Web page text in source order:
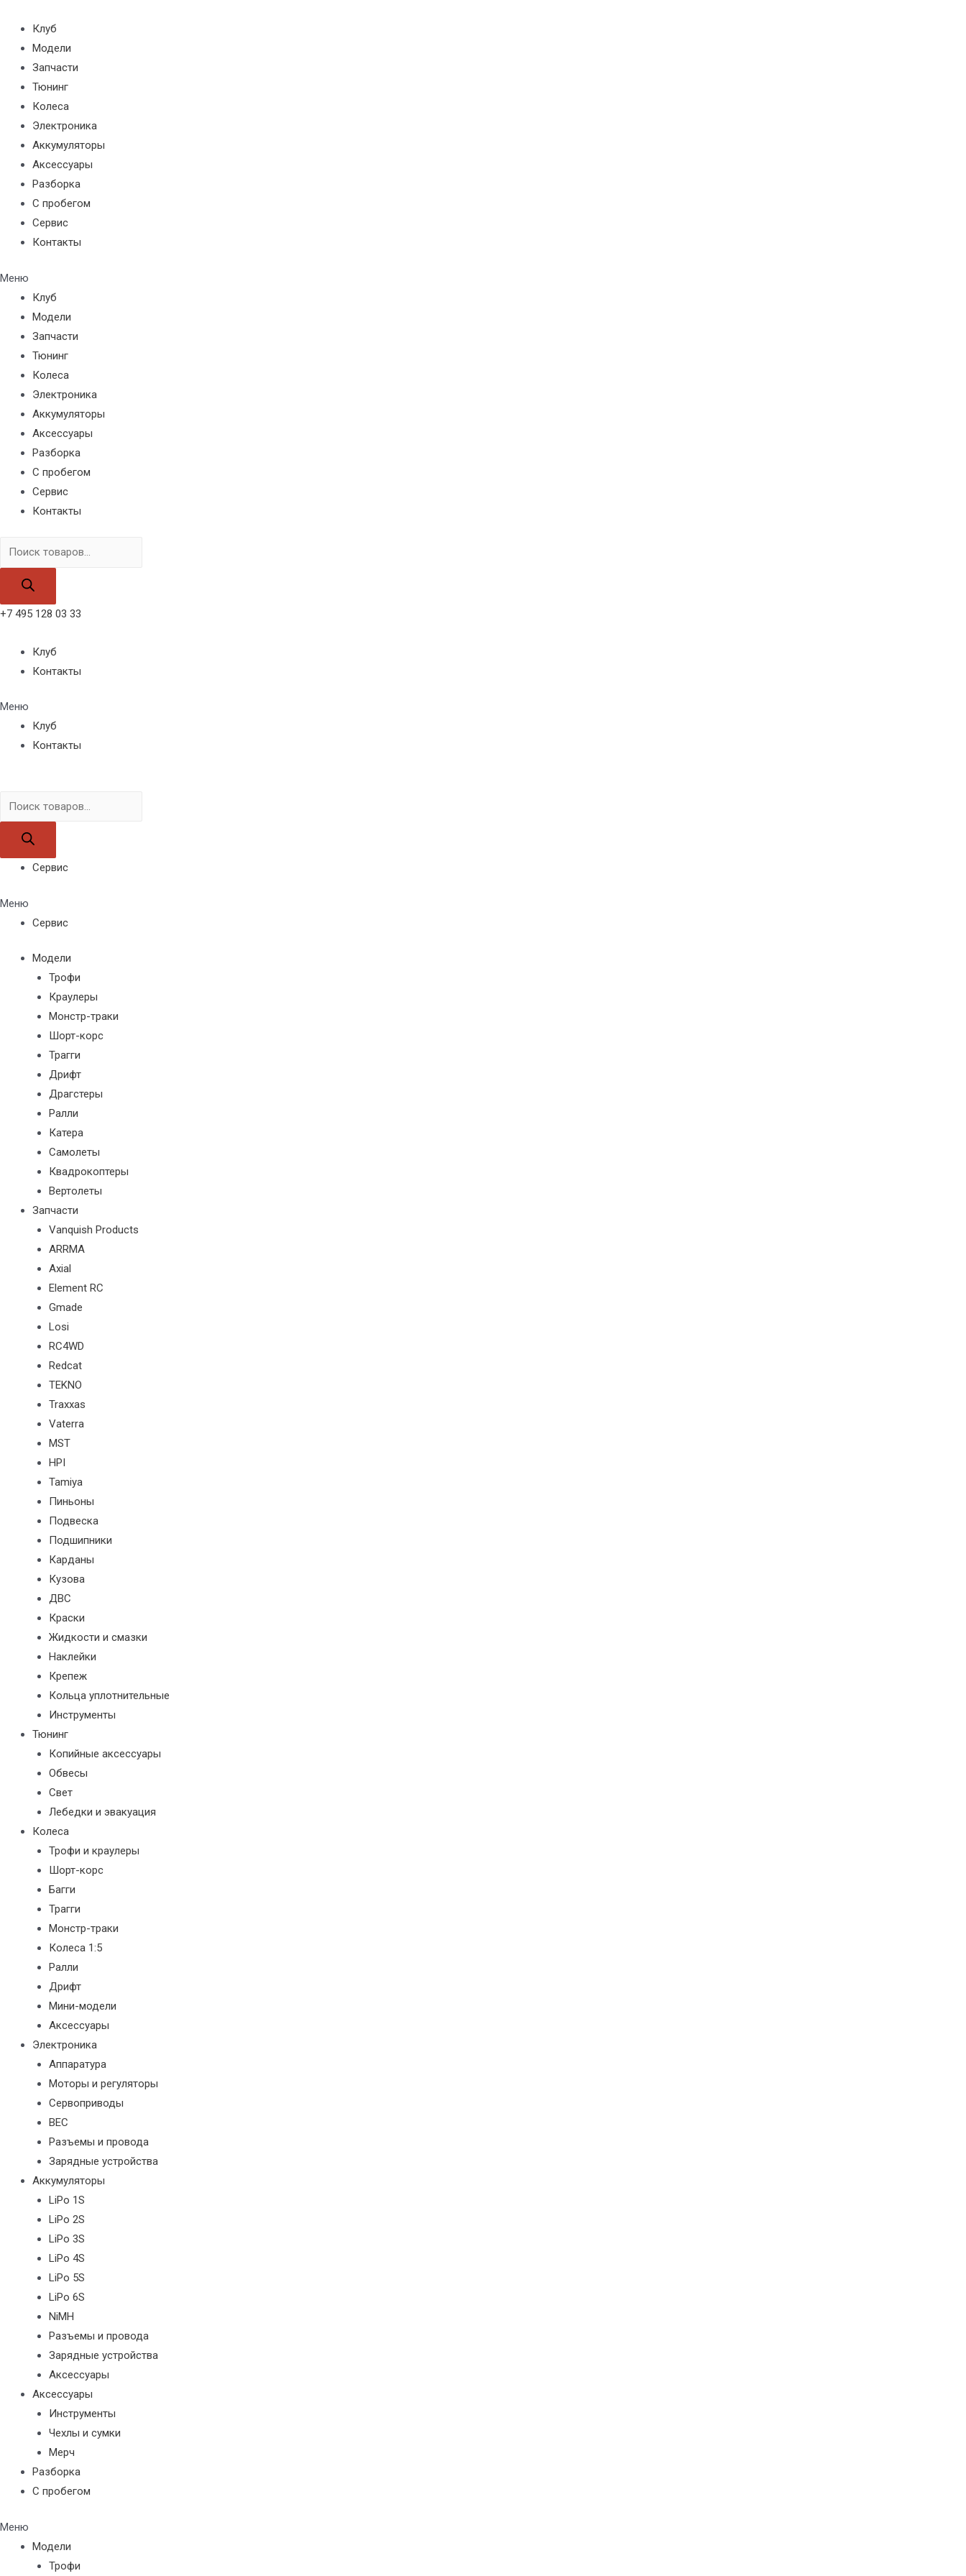
содержимому
Клуб
Модели
Запчасти
Тюнинг
Колеса
Электроника
Аккумуляторы
Аксессуары
Разборка
С пробегом
Сервис
Контакты
Меню
Клуб
Модели
Запчасти
Тюнинг
Колеса
Электроника
Аккумуляторы
Аксессуары
Разборка
С пробегом
Сервис
Контакты
Поиск
товаров
+7 495 128 03 33
Клуб
Контакты
Меню
Клуб
Контакты
Поиск
товаров
Сервис
Меню
Сервис
Модели
Трофи
Краулеры
Монстр-траки
Шорт-корс
Трагги
Дрифт
Драгстеры
Ралли
Катера
Самолеты
Квадрокоптеры
Вертолеты
Запчасти
Vanquish Products
ARRMA
Axial
Element RC
Gmade
Losi
RC4WD
Redcat
TEKNO
Traxxas
Vaterra
MST
HPI
Tamiya
Пиньоны
Подвеска
Подшипники
Карданы
Кузова
ДВС
Краски
Жидкости и смазки
Наклейки
Крепеж
Кольца уплотнительные
Инструменты
Тюнинг
Копийные аксессуары
Обвесы
Свет
Лебедки и эвакуация
Колеса
Трофи и краулеры
Шорт-корс
Багги
Трагги
Монстр-траки
Колеса 1:5
Ралли
Дрифт
Мини-модели
Аксессуары
Электроника
Аппаратура
Моторы и регуляторы
Сервоприводы
BEC
Разъемы и провода
Зарядные устройства
Аккумуляторы
LiPo 1S
LiPo 2S
LiPo 3S
LiPo 4S
LiPo 5S
LiPo 6S
NiMH
Разъемы и провода
Зарядные устройства
Аксессуары
Аксессуары
Инструменты
Чехлы и сумки
Мерч
Разборка
С пробегом
Меню
Модели
Трофи